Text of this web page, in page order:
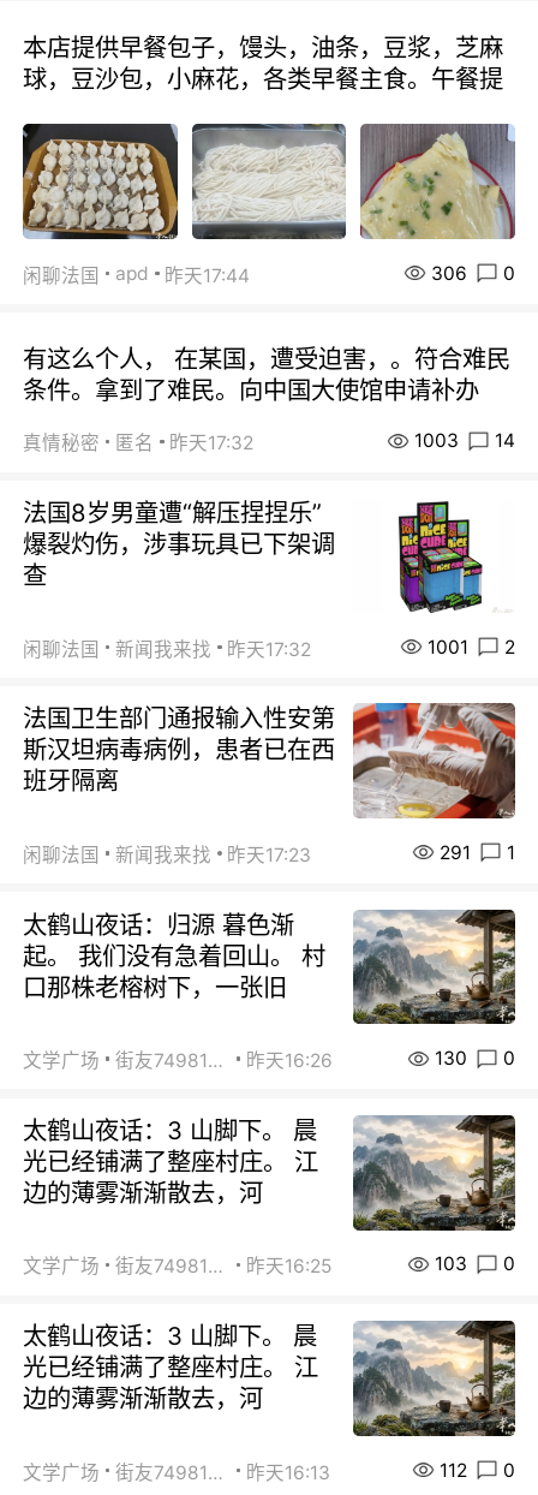
本店提供早餐包子，馒头，油条，豆浆，芝麻
球，豆沙包，小麻花，各类早餐主食。午餐提
闲聊法国 apd 昨天17:44 306 0
有这么个人， 在某国，遭受迫害，。符合难民
条件。拿到了难民。向中国大使馆申请补办
真情秘密 匿名 昨天17:32 1003 14
法国8岁男童遭“解压捏捏乐”
爆裂灼伤，涉事玩具已下架调
查
闲聊法国 新闻我来找 昨天17:32 1001 2
法国卫生部门通报输入性安第
斯汉坦病毒病例，患者已在西
班牙隔离
闲聊法国 新闻我来找 昨天17:23 291 1
太鹤山夜话：归源 暮色渐
起。 我们没有急着回山。 村
口那株老榕树下，一张旧
文学广场 街友74981146 昨天16:26 130 0
太鹤山夜话：3 山脚下。 晨
光已经铺满了整座村庄。 江
边的薄雾渐渐散去，河
文学广场 街友74981146 昨天16:25 103 0
太鹤山夜话：3 山脚下。 晨
光已经铺满了整座村庄。 江
边的薄雾渐渐散去，河
文学广场 街友74981146 昨天16:13 112 0